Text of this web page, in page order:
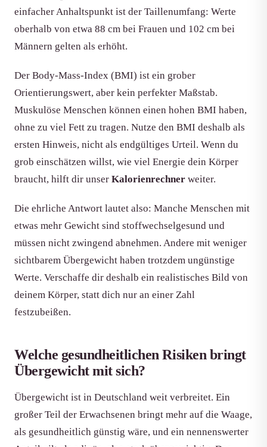
einfacher Anhaltspunkt ist der Taillenumfang: Werte
oberhalb von etwa 88 cm bei Frauen und 102 cm bei
Männern gelten als erhöht.
Der Body-Mass-Index (BMI) ist ein grober
Orientierungswert, aber kein perfekter Maßstab.
Muskulöse Menschen können einen hohen BMI haben,
ohne zu viel Fett zu tragen. Nutze den BMI deshalb als
ersten Hinweis, nicht als endgültiges Urteil. Wenn du
grob einschätzen willst, wie viel Energie dein Körper
braucht, hilft dir unser Kalorienrechner weiter.
Die ehrliche Antwort lautet also: Manche Menschen mit
etwas mehr Gewicht sind stoffwechselgesund und
müssen nicht zwingend abnehmen. Andere mit weniger
sichtbarem Übergewicht haben trotzdem ungünstige
Werte. Verschaffe dir deshalb ein realistisches Bild von
deinem Körper, statt dich nur an einer Zahl
festzubeißen.
Welche gesundheitlichen Risiken bringt
Übergewicht mit sich?
Übergewicht ist in Deutschland weit verbreitet. Ein
großer Teil der Erwachsenen bringt mehr auf die Waage,
als gesundheitlich günstig wäre, und ein nennenswerter